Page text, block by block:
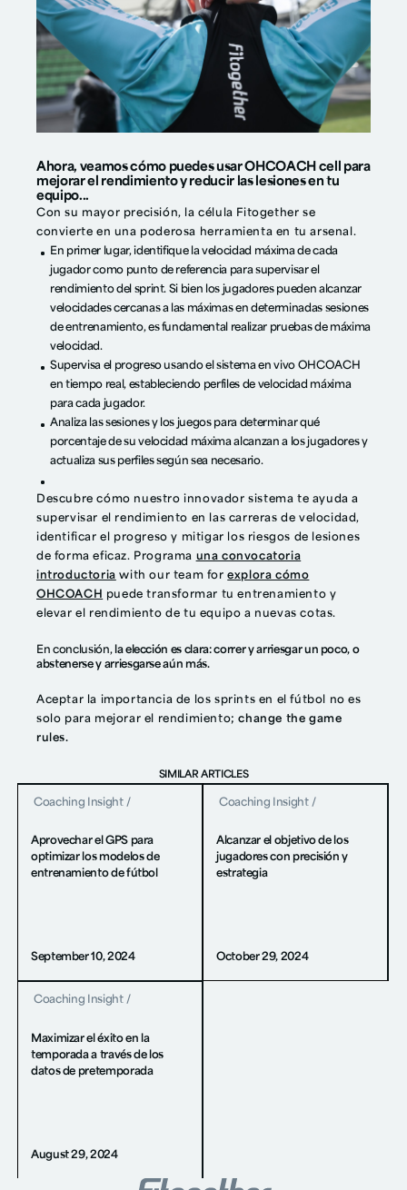
Ahora, veamos cómo puedes usar OHCOACH cell para
mejorar el rendimiento y reducir las lesiones en tu
equipo...
Con su mayor precisión, la célula Fitogether se
convierte en una poderosa herramienta en tu arsenal.
En primer lugar, identifique la velocidad máxima de cada
jugador como punto de referencia para supervisar el
rendimiento del sprint. Si bien los jugadores pueden alcanzar
velocidades cercanas a las máximas en determinadas sesiones
de entrenamiento, es fundamental realizar pruebas de máxima
velocidad.
Supervisa el progreso usando el sistema en vivo OHCOACH
en tiempo real, estableciendo perfiles de velocidad máxima
para cada jugador.
Analiza las sesiones y los juegos para determinar qué
porcentaje de su velocidad máxima alcanzan a los jugadores y
actualiza sus perfiles según sea necesario.
Descubre cómo nuestro innovador sistema te ayuda a
supervisar el rendimiento en las carreras de velocidad,
identificar el progreso y mitigar los riesgos de lesiones
de forma eficaz. Programa una convocatoria
introductoria with our team forexplora cómo
OHCOACH puede transformar tu entrenamiento y
elevar el rendimiento de tu equipo a nuevas cotas.
En conclusión,la elección es clara: correr y arriesgar un poco, o
abstenerse y arriesgarse aún más.
Aceptar la importancia de los sprints en el fútbol no es
solo para mejorar el rendimiento; change the game
rules.
SIMILAR ARTICLES
Coaching Insight /
Aprovechar el GPS para
optimizar los modelos de
entrenamiento de fútbol
September 10, 2024
Coaching Insight /
Alcanzar el objetivo de los
jugadores con precisión y
estrategia
October 29, 2024
Coaching Insight /
Maximizar el éxito en la
temporada a través de los
datos de pretemporada
August 29, 2024